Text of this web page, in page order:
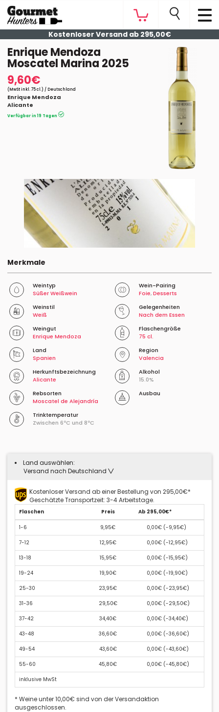
Kostenloser Versand ab 295,00€
Enrique Mendoza
Moscatel Marina 2025
9,60€
(MwSt inkl. 75 cl.) / Deutschland
Enrique Mendoza
Alicante
Verfügbar in 19 Tagen
Merkmale
Weintyp
Süßer Weißwein
Wein-Pairing
Foie,Desserts
Weinstil
Weiß
Gelegenheiten
Nach dem Essen
Weingut
Enrique Mendoza
Flaschengröße
75 cl.
Land
Spanien
Region
Valencia
Herkunftsbezeichnung
Alicante
Alkohol
15.0%
Rebsorten
Moscatel de Alejandría
Trinktemperatur
Zwischen 6ºC und 8ºC
Ausbau
Land auswählen:
Versand nach Deutschland
Kostenloser Versand ab einer Bestellung von 295,00€*
Geschätzte Transportzeit: 3-4 Arbeitstage.
Flaschen Preis Ab 295,00€*
1-6 9,95€ 0,00€ (-9,95€)
7-12 12,95€ 0,00€ (-12,95€)
13-18 15,95€ 0,00€ (-15,95€)
19-24 19,90€ 0,00€ (-19,90€)
25-30 23,95€ 0,00€ (-23,95€)
31-36 29,50€ 0,00€ (-29,50€)
37-42 34,40€ 0,00€ (-34,40€)
43-48 36,60€ 0,00€ (-36,60€)
49-54 43,60€ 0,00€ (-43,60€)
55-60 45,80€ 0,00€ (-45,80€)
inklusive MwSt
* Weine unter 10,00€ sind von der Versandaktion
ausgeschlossen.